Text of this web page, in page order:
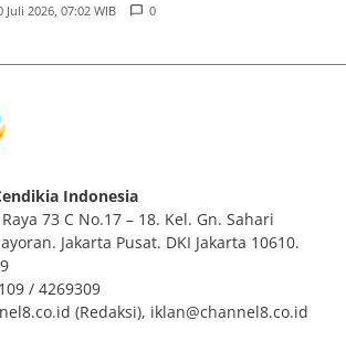
Juli 2026, 07:02 WIB 0
Indonesia
73 C No.17 – 18. Kel. Gn. Sahari
Jakarta Pusat. DKI Jakarta 10610.
/ 4269309
(Redaksi), iklan@channel8.co.id